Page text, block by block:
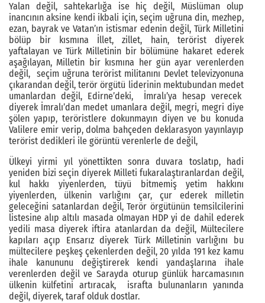
Yalan değil, sahtekarlığa ise hiç değil, Müslüman olup
inancının aksine kendi ikbali için, seçim uğruna din, mezhep,
ezan, bayrak ve Vatan’ın istismar edenin değil, Türk Milletini
bölüp bir kısmına İllet, zillet, hain, terörist diyerek
yaftalayan ve Türk Milletinin bir bölümüne hakaret ederek
aşağılayan, Milletin bir kısmına her gün ayar verenlerden
değil, seçim uğruna terörist militanını Devlet televizyonuna
çıkarandan değil, terör örgütü liderinin mektubundan medet
umanlardan değil, Edirne’deki, İmralı’ya hesap verecek
diyerek İmralı’dan medet umanlara değil, megri, megri diye
şölen yapıp, teröristlere dokunmayın diyen ve bu konuda
Valilere emir verip, dolma bahçeden deklarasyon yayınlayıp
terörist dedikleri ile görüntü verenlerle de değil,
Ülkeyi yirmi yıl yönettikten sonra duvara toslatıp, hadi
yeniden bizi seçin diyerek Milleti fukaralaştıranlardan değil,
kul hakkı yiyenlerden, tüyü bitmemiş yetim hakkını
yiyenlerden, ülkenin varlığını çar, çur ederek milletin
geleceğini satanlardan değil, Terör örgütünün temsilcilerini
listesine alıp altılı masada olmayan HDP yi de dahil ederek
yedili masa diyerek iftira atanlardan da değil, Mültecilere
kapıları açıp Ensarız diyerek Türk Milletinin varlığını bu
mültecilere peşkeş çekenlerden değil, 20 yılda 191 kez kamu
ihale kanununu değiştirerek kendi yandaşlarına ihale
verenlerden değil ve Sarayda oturup günlük harcamasının
ülkenin külfetini artıracak, israfta bulunanların yanında
değil, diyerek, taraf olduk dostlar.